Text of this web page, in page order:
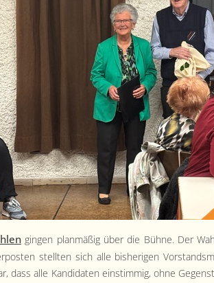
gin­gen plan­mäßig über die Bühne. Der
stell­ten sich alle bish­eri­gen
dass alle Kan­di­dat­en ein­stim­mig, ohne